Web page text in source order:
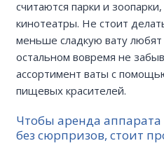
считаются парки и
кинотеатры. Не стоит
меньше сладкую вату любят
остальном вовремя не
ассортимент ваты с
пищевых красителей.
Чтобы аренда
без сюрпризов, стоит